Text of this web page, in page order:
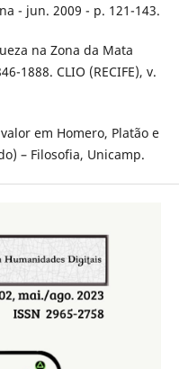
- jun. 2009 - p. 121-143.
na Zona da Mata
1888. CLIO (RECIFE), v.
em Homero, Platão e
– Filosofia, Unicamp.